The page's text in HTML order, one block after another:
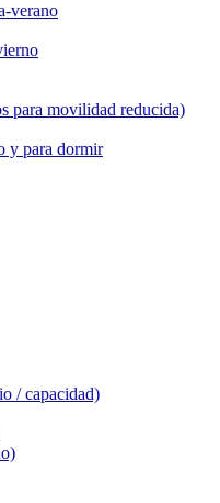
verano
para movilidad reducida)
y para dormir
/ capacidad)